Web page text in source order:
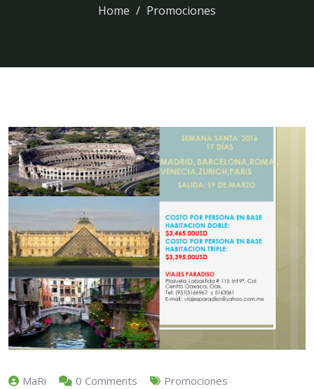
Home Promociones
MaRi 0 Comments Promociones